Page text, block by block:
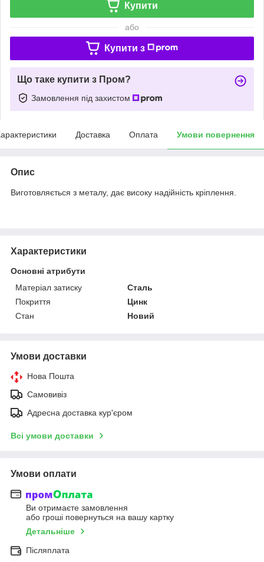
Купити
або
Купити з
Що таке купити з Пром?
Замовлення під захистом
Доставка Оплата Умови повернення
Опис
Виготовляється з металу, дає високу надійність кріплення.
Характеристики
Основні атрибути
Матеріал затиску
Сталь
Покриття
Цинк
Стан
Новий
Умови доставки
Нова Пошта
Самовивіз
Адресна доставка кур'єром
Всі умови доставки
Умови оплати
Ви отримаєте замовлення
або гроші повернуться на вашу картку
Детальніше
Післяплата